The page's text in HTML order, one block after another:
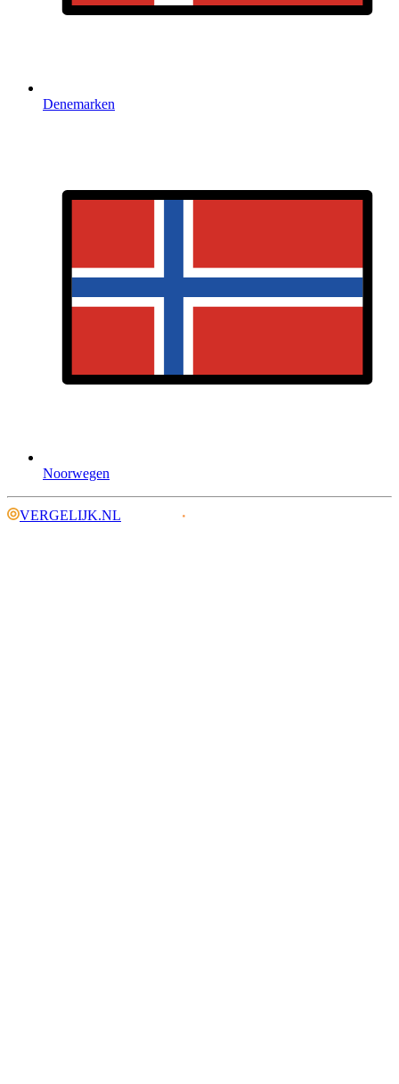
Denemarken
Noorwegen
VERGELIJK.NL